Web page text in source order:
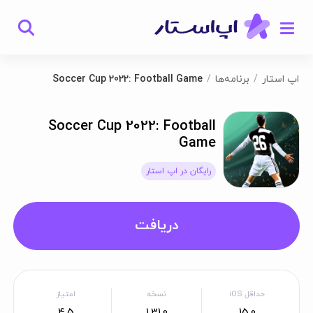
اپ استار برنامه‌ها Soccer Cup 2022: Football Game
Soccer Cup 2022: Football
Game
رایگان در اپ استار
دریافت
حداقل iOS نسخه امتیاز